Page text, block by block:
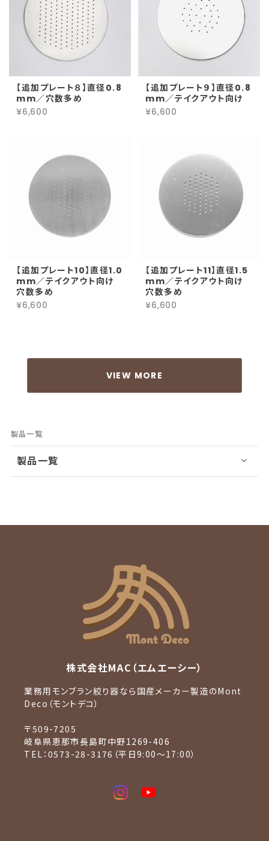
【追加プレート８】直径0.8
mm／穴数多め
¥6,600
【追加プレート９】直径0.8
mm／テイクアウト向け
¥6,600
【追加プレート10】直径1.0
mm／テイクアウト向け
穴数多め
¥6,600
【追加プレート11】直径1.5
mm／テイクアウト向け
穴数多め
¥6,600
VIEW MORE
製品一覧
製品一覧
株式会社MAC（エムエーシー）
業務用モンブラン絞り器なら国産メーカー製造のMont
Deco（モントデコ）
〒509-7205
岐阜県恵那市長島町中野1269-406
TEL：0573-28-3176（平日9:00〜17:00）